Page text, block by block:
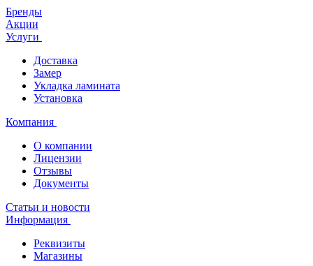
Бренды
Акции
Услуги
Доставка
Замер
Укладка ламината
Установка
Компания
О компании
Лицензии
Отзывы
Документы
Статьи и новости
Информация
Реквизиты
Магазины